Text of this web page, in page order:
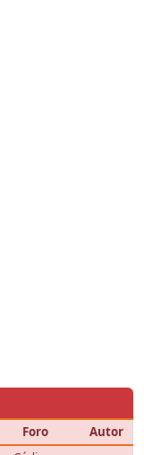
Foro
Autor